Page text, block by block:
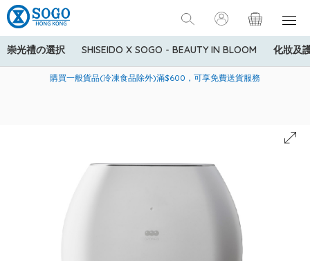
崇光禮の選択 SHISEIDO X SOGO - BEAUTY IN BLOOM 化妝及
美國運通Explorer®信用卡會員購物禮遇：高達5%簽賬回贈！
購買一般貨品(冷凍食品除外)滿$600，可享免費送貨服務
寄送中國內地服務只適用於指定商品，若訂單金額少於HK$600(折